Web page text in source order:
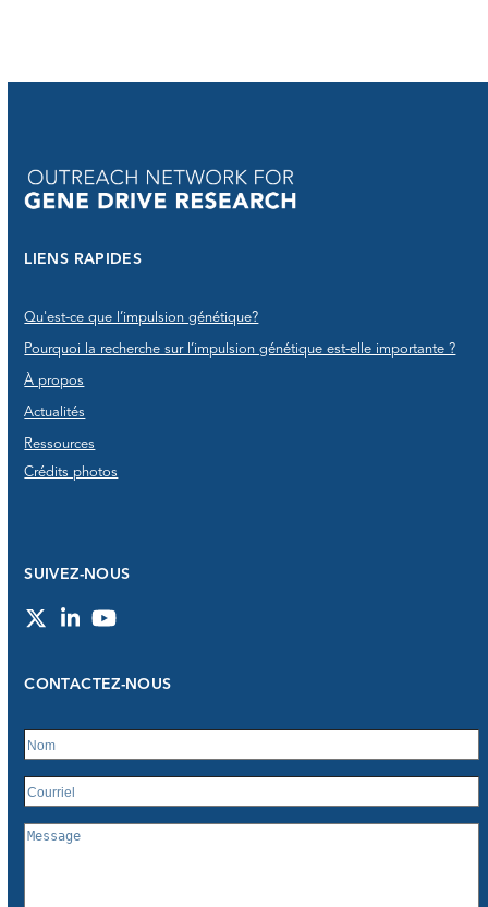
LIENS RAPIDES
Qu'est-ce que l’impulsion génétique?
Pourquoi la recherche sur l’impulsion génétique est-elle importante ?
À propos
Actualités
Ressources
Crédits photos
SUIVEZ-NOUS
TwitterLinkedInYouTube
CONTACTEZ-NOUS